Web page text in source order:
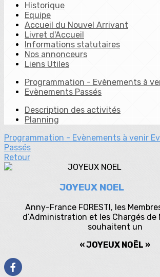
Historique
Equipe
Accueil du Nouvel Arrivant
Livret d'Accueil
Informations statutaires
Nos annonceurs
Liens Utiles
Programmation - Evènements à
Evènements Passés
Description des activités
Planning
Programmation - Evènements à venir
Passés
Retour
JOYEUX NOEL
Anny-France FORESTI, les
d’Administration et les Chargés de
souhaitent un
« JOYEUX NOËL »